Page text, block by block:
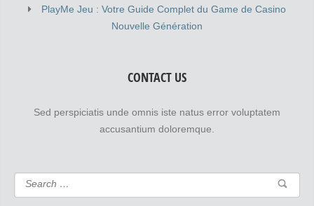
PlayMe Jeu : Votre Guide Complet du Game de Casino
Nouvelle Génération
CONTACT US
Sed perspiciatis unde omnis iste natus error voluptatem
accusantium doloremque.